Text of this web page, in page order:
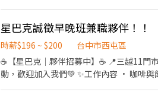
擺盤、打包外帶服務。
星巴克誠徵早晚班兼職夥伴！！
時薪$196 ~ $200
台中市西屯區
☕️【星巴克｜夥伴招募中】☕️ 📍三越11門市（台中新光三越11樓） 交通便利，上下班超方便！ 如果你喜歡咖啡、喜歡與人互
動，歡迎加入我們💚 ✨工作內容 • 咖啡與飲品調製 • 收銀服務 • 商品介紹與銷售 • 門市環境清潔 • 與顧客交流，打造溫暖的